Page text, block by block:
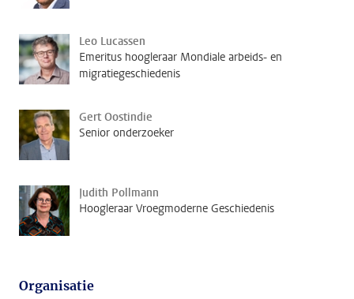
Leo Lucassen
Emeritus hoogleraar Mondiale arbeids- en
migratiegeschiedenis
Gert Oostindie
Senior onderzoeker
Judith Pollmann
Hoogleraar Vroegmoderne Geschiedenis
Organisatie